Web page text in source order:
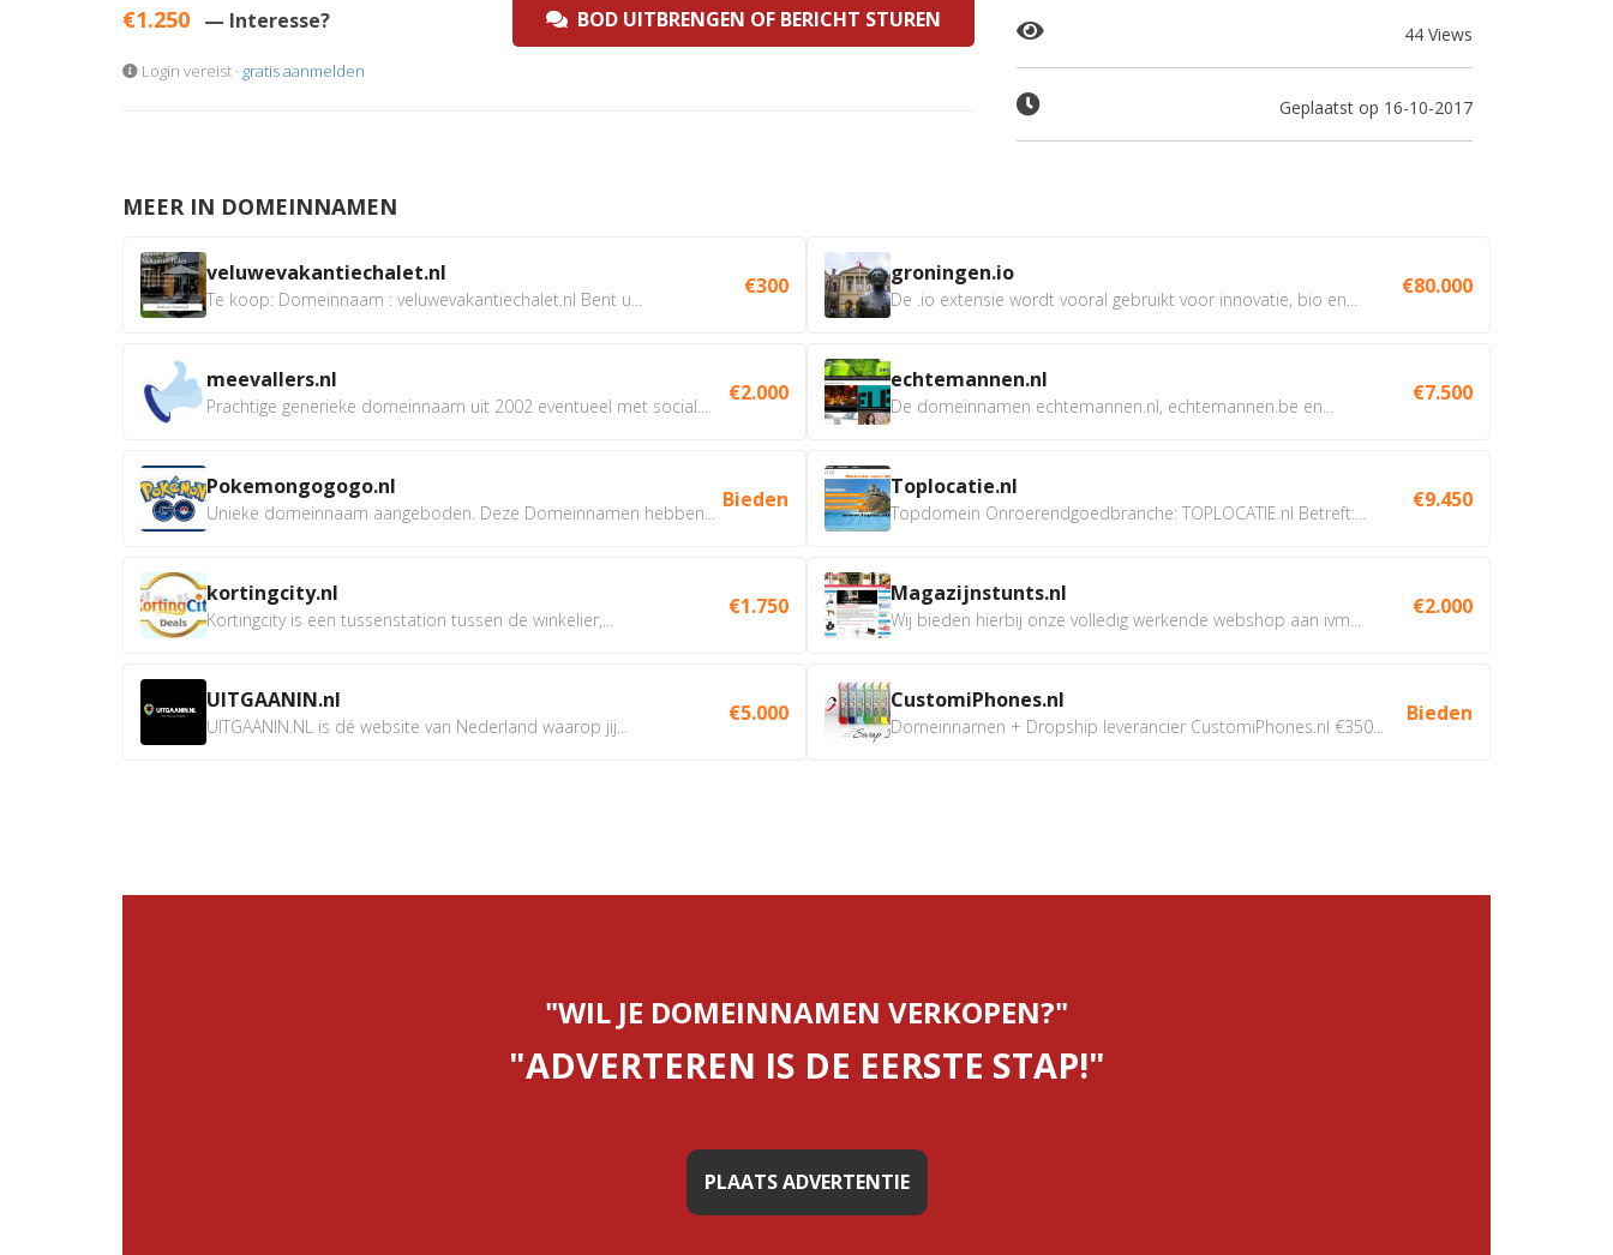
€1.250 — Interesse? BOD UITBRENGEN OF BERICHT STUREN
Login vereist · gratis aanmelden
44 Views
Geplaatst op 16-10-2017
MEER IN DOMEINNAMEN
veluwevakantiechalet.nl
Te koop: Domeinnaam : veluwevakantiechalet.nl Bent u...
€300
meevallers.nl
Prachtige generieke domeinnaam uit 2002 eventueel met social...
€2.000
Pokemongogogo.nl
Unieke domeinnaam aangeboden. Deze Domeinnamen hebben...
Bieden
kortingcity.nl
Kortingcity is een tussenstation tussen de winkelier,...
€1.750
UITGAANIN.nl
UITGAANIN.NL is dé website van Nederland waarop jij...
€5.000
groningen.io
De .io extensie wordt vooral gebruikt voor innovatie, bio en...
€80.000
echtemannen.nl
De domeinnamen echtemannen.nl, echtemannen.be en...
€7.500
Toplocatie.nl
Topdomein Onroerendgoedbranche: TOPLOCATIE.nl Betreft:...
€9.450
Magazijnstunts.nl
Wij bieden hierbij onze volledig werkende webshop aan ivm...
€2.000
CustomiPhones.nl
Domeinnamen + Dropship leverancier CustomiPhones.nl €350...
Bieden
"WIL JE DOMEINNAMEN VERKOPEN?"
"ADVERTEREN IS DE EERSTE STAP!"
PLAATS ADVERTENTIE